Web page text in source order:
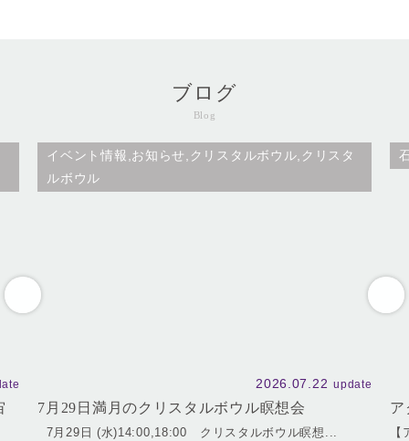
ブログ
Blog
イベント情報,お知らせ,クリスタルボウル,クリスタ
ルボウル
2026.07.22 update
7月29日満月のクリスタルボウル瞑想会
7月29日 (水)14:00,18:00 クリスタルボウル瞑想...
ア